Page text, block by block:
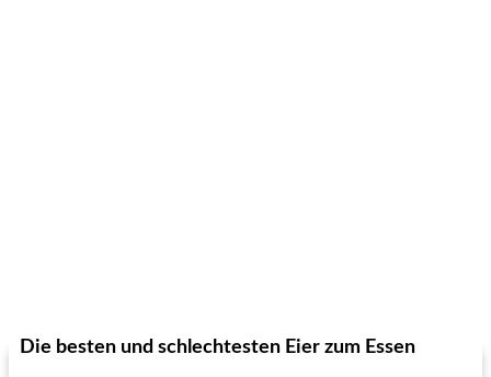
Die besten und schlechtesten Eier zum Essen